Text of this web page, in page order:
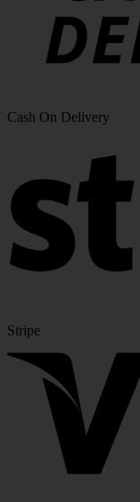
Cash On Delivery
Stripe